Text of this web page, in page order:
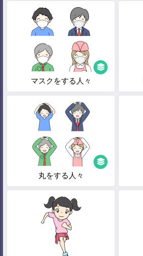
マスクをする人々
丸をする人々